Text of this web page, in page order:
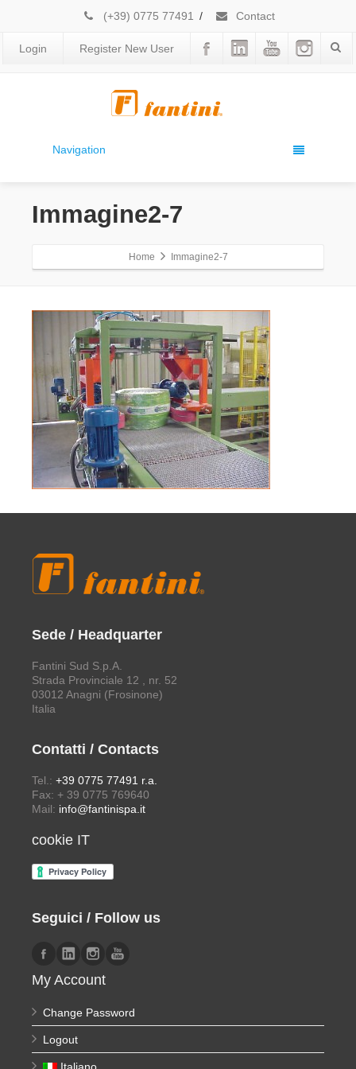
(+39) 0775 77491 / Contact
Login Register New User
Navigation
Immagine2-7
Home Immagine2-7
Sede / Headquarter
Fantini Sud S.p.A.
Strada Provinciale 12 , nr. 52
03012 Anagni (Frosinone)
Italia
Contatti / Contacts
Tel.: +39 0775 77491 r.a.
Fax: + 39 0775 769640
Mail: info@fantinispa.it
cookie IT
Seguici / Follow us
My Account
Change Password
Logout